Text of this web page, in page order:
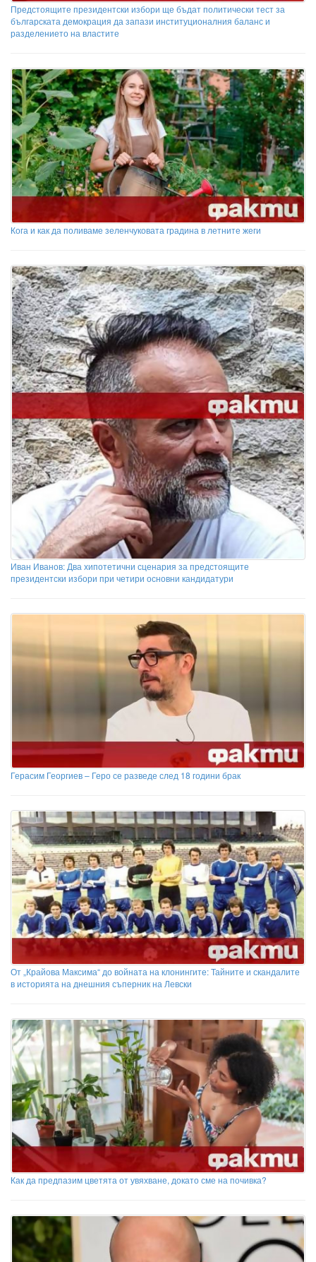
Предстоящите президентски избори ще бъдат политически тест за
българската демокрация да запази институционалния баланс и
разделението на властите
Кога и как да поливаме зеленчуковата градина в летните жеги
Иван Иванов: Два хипотетични сценария за предстоящите
президентски избори при четири основни кандидатури
Герасим Георгиев – Геро се разведе след 18 години брак
От „Крайова Максима“ до войната на клонингите: Тайните и скандалите
в историята на днешния съперник на Левски
Как да предпазим цветята от увяхване, докато сме на почивка?